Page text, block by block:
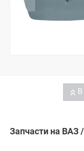
Запчасти на ВАЗ